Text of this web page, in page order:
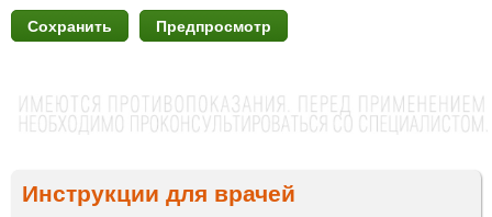
Инструкции для врачей